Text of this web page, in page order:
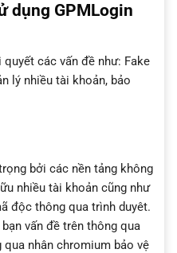
dụng GPMLogin
các vấn đề như: Fake
lý nhiều tài khoản, bảo
bởi các nền tảng không
nhiều tài khoản cũng như
độc thông qua trình duyêt.
vấn đề trên thông qua
nhân chromium bảo vệ